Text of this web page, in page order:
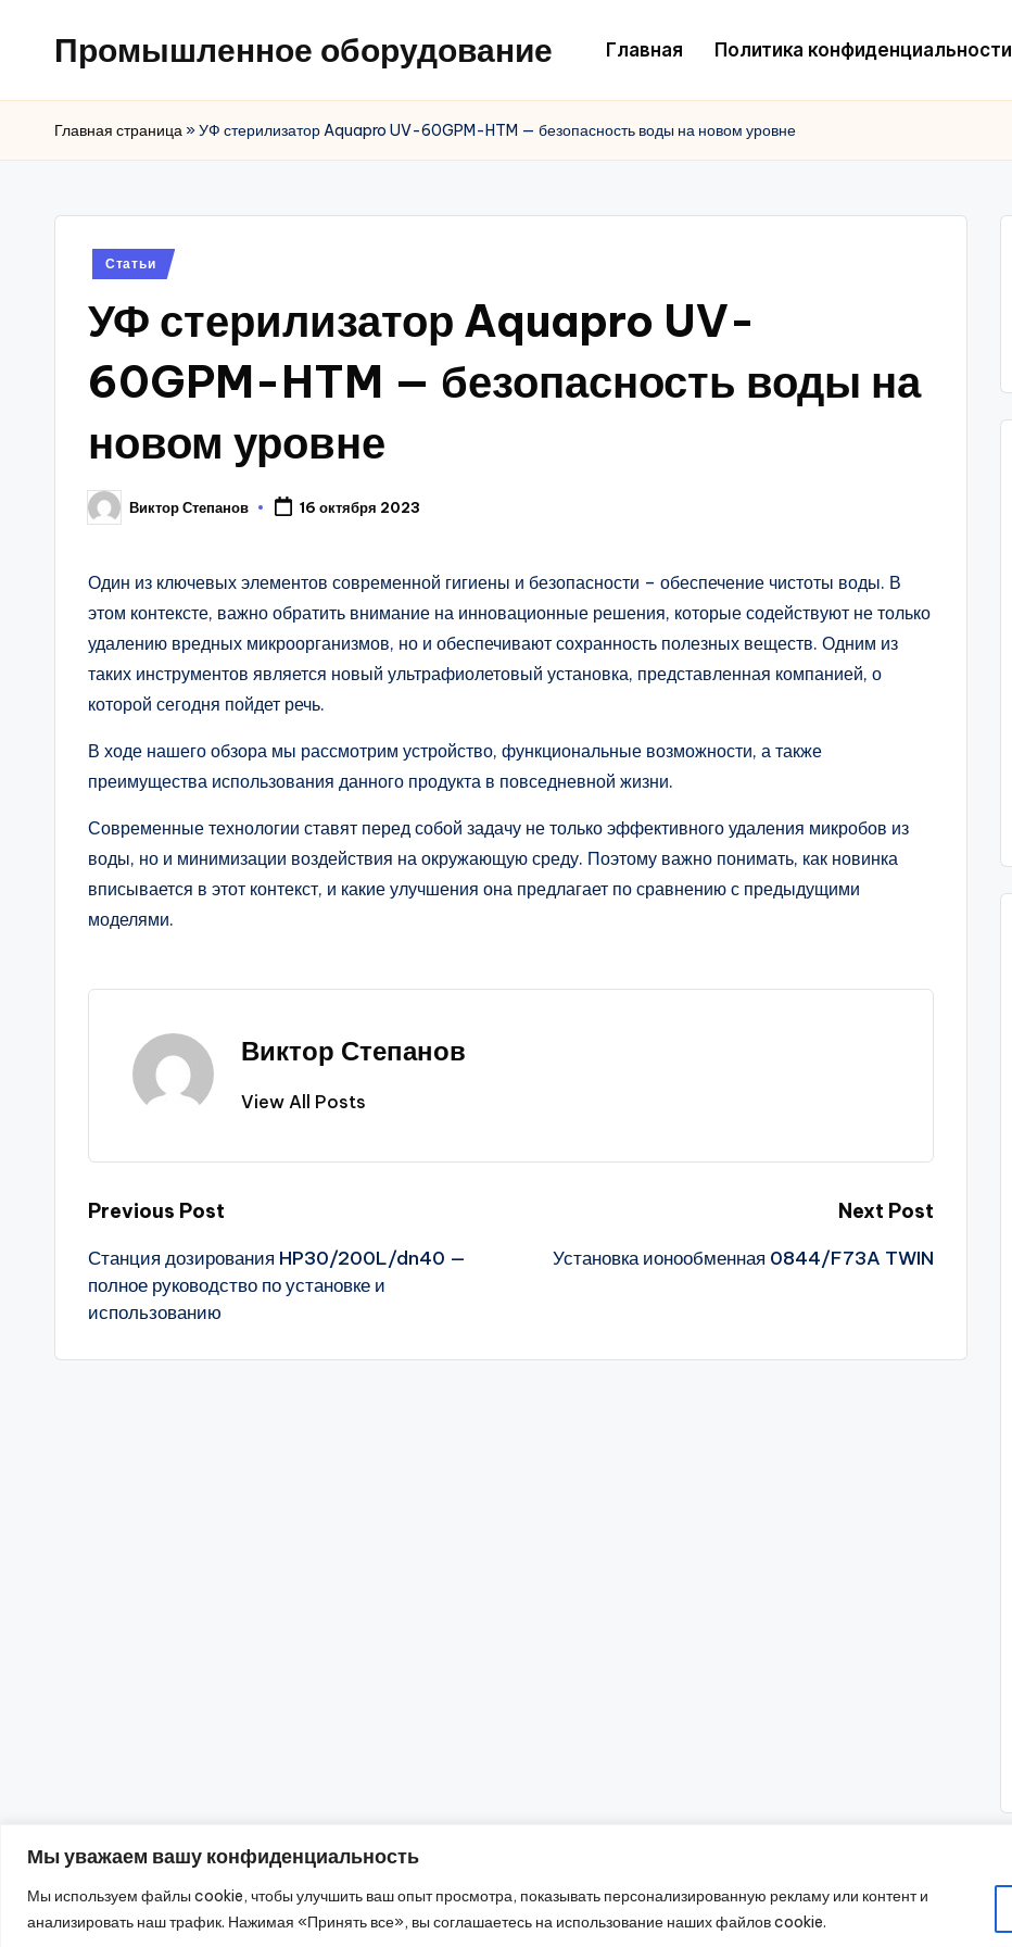
Мы уважаем вашу конфиденциальность
Мы используем файлы cookie, чтобы улучшить ваш опыт просмотра, показывать персонализированную рекламу или контент и
анализировать наш трафик. Нажимая «Принять все», вы соглашаетесь на использование наших файлов cookie.
Промышленное оборудование Главная Политика конфиденциальности
Главная страница»УФ стерилизатор Aquapro UV-60GPM-HTM — безопасность воды на новом уровне
Posted
Статьи
УФ стерилизатор Aquapro UV-
60GPM-HTM — безопасность воды на
новом уровне
Posted
by
Виктор Степанов 16 октября 2023
Один из ключевых элементов современной гигиены и безопасности – обеспечение чистоты воды. В
этом контексте, важно обратить внимание на инновационные решения, которые содействуют не только
удалению вредных микроорганизмов, но и обеспечивают сохранность полезных веществ. Одним из
таких инструментов является новый ультрафиолетовый установка, представленная компанией, о
которой сегодня пойдет речь.
В ходе нашего обзора мы рассмотрим устройство, функциональные возможности, а также
преимущества использования данного продукта в повседневной жизни.
Современные технологии ставят перед собой задачу не только эффективного удаления микробов из
воды, но и минимизации воздействия на окружающую среду. Поэтому важно понимать, как новинка
вписывается в этот контекст, и какие улучшения она предлагает по сравнению с предыдущими
моделями.
Виктор Степанов
View All Posts
Post
navigation
Previous Post
Станция дозирования HP30/200L/dn40 —
полное руководство по установке и
использованию
Next Post
Установка ионообменная 0844/F73A TWIN
2026 — Промышленное оборудование . Все права защищены